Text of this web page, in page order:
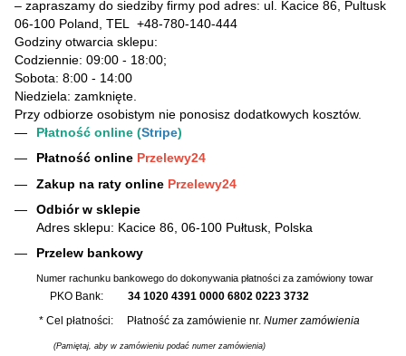
– zapraszamy do siedziby firmy pod adres: ul. Kacice 86, Pultusk
06-100 Poland, TEL +48-780-140-444
Godziny otwarcia sklepu:
Codziennie: 09:00 - 18:00;
Sobota: 8:00 - 14:00
Niedziela: zamknięte.
Przy odbiorze osobistym nie ponosisz dodatkowych kosztów.
Płatność online (Stripe)
Płatność online Przelewy24
Zakup na raty online Przelewy24
Odbiór w sklepie
Adres sklepu: Kacice 86, 06-100 Pułtusk, Polska
Przelew bankowy
Numer rachunku bankowego do dokonywania płatności za zamówiony towar
PKO Bank: 34 1020 4391 0000 6802 0223 3732
* Cel płatności: Płatność za zamówienie nr. Numer zamówienia
(Pamiętaj, aby w zamówieniu podać numer zamówienia)